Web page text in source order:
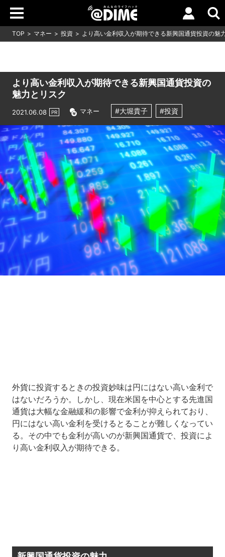
TOP マネー 投資 より高い金利収入が期待できる新興国通貨投資の魅
より高い金利収入が期待できる新興国通貨投資の
魅力とリスク
2021.06.08 PR マネー #大堀貴子 #投資
外貨に投資するときの投資妙味は円にはない高い金利で
はないだろうか。しかし、現在米国を中心とする先進国
通貨は大幅な金融緩和の影響で金利が抑えられており、
円にはない高い金利を受けるとることが難しくなってい
る。その中でも金利が高いのが新興国通貨で、投資によ
り高い金利収入が期待できる。